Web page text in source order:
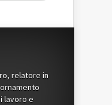
relatore in
lavoro e